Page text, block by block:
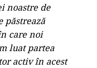
noastre de
păstrează
care noi
luat partea
activ în acest